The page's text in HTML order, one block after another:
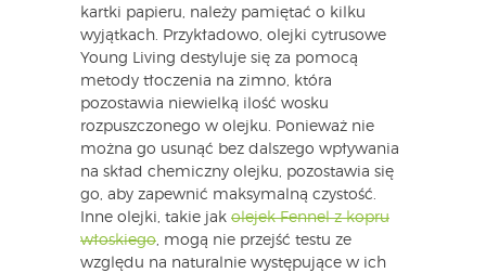
kartki papieru, należy pamiętać o kilku
wyjątkach. Przykładowo, olejki cytrusowe
Young Living destyluje się za pomocą
metody tłoczenia na zimno, która
pozostawia niewielką ilość wosku
rozpuszczonego w olejku. Ponieważ nie
można go usunąć bez dalszego wpływania
na skład chemiczny olejku, pozostawia się
go, aby zapewnić maksymalną czystość.
Inne olejki, takie jak olejek Fennel z kopru
włoskiego, mogą nie przejść testu ze
względu na naturalnie występujące w ich